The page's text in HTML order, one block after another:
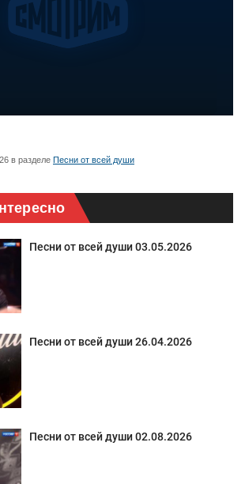
в разделе Песни от всей души
Песни от всей души 03.05.2026
Песни от всей души 26.04.2026
Песни от всей души 02.08.2026